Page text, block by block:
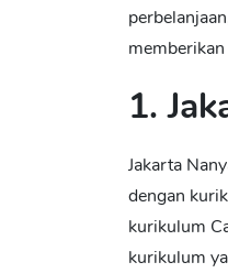
1.
Jakarta
dengan
kurikulum
kurikulum